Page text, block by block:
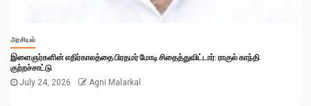
அரசியல்
இளைஞர்களின் எதிர்காலத்தை பிரதமர் மோடி சிதைத்துவிட்டார்: ராகுல் காந்தி
குற்றச்சாட்டு
July 24, 2026
Agni Malarkal